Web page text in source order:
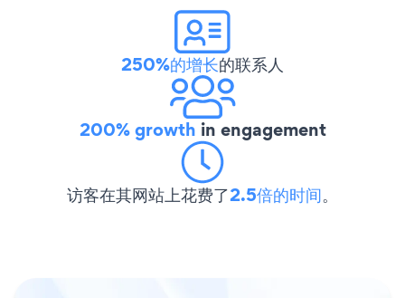
250%的增长的联系人
200% growth in engagement
访客在其网站上花费了2.5倍的时间。